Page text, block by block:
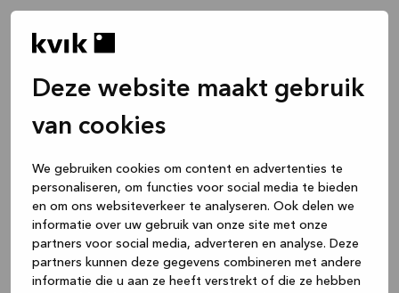
Deze website maakt gebruik
van cookies
We gebruiken cookies om content en advertenties te
personaliseren, om functies voor social media te bieden
en om ons websiteverkeer te analyseren. Ook delen we
informatie over uw gebruik van onze site met onze
partners voor social media, adverteren en analyse. Deze
partners kunnen deze gegevens combineren met andere
informatie die u aan ze heeft verstrekt of die ze hebben